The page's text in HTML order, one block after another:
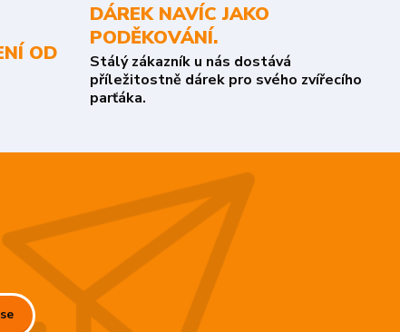
OD
DÁREK NAVÍC JAKO
PODĚKOVÁNÍ.
Stálý zákazník u nás dostává
příležitostně dárek pro svého zvířecího
parťáka.